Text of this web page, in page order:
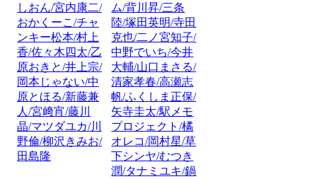
しおん/宮内康二/
おかくーこ/チャ
ンキー松本/村上
香/佐々木四太/乙
原おきと/井上宗/
岡本じゃない/中
原とほる/新藤兼
人/宮﨑宵/藤川
晶/マツダユカ/川
野倫/柳沢きみお/
田島隆
ム/背川昇/三条
陸/塚田英明/寺田
克也/二ノ宮知子/
中野でいち/今井
大輔/山口まさる/
清家孝春/高瀬志
帆/ふくしま正保/
矢寺圭太/駅メモ
プロジェクト/橘
オレコ/岡村星/草
下シンヤ/むつき
潤/タナミユキ/鍋